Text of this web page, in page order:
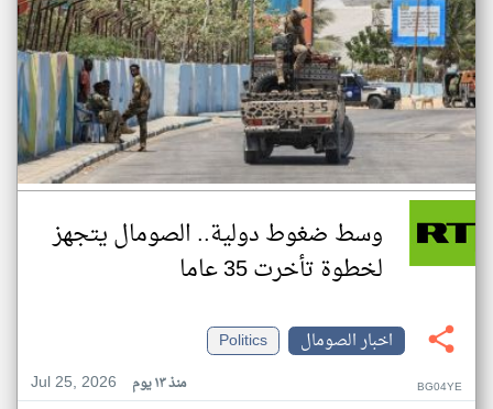
وسط ضغوط دولية.. الصومال يتجهز
لخطوة تأخرت 35 عاما
اخبار الصومال
Politics
Jul 25, 2026
منذ ١٣ يوم BG04YE